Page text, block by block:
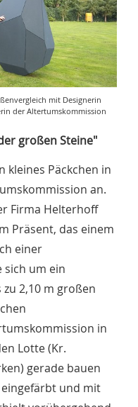
mit Designerin
der Altertumskommission
großen Steine"
kleines Päckchen in
an.
Firma Helterhoff
Präsent, das einem
einer
sich um ein
2,10 m großen
in
Lotte (Kr.
gerade bauen
und mit